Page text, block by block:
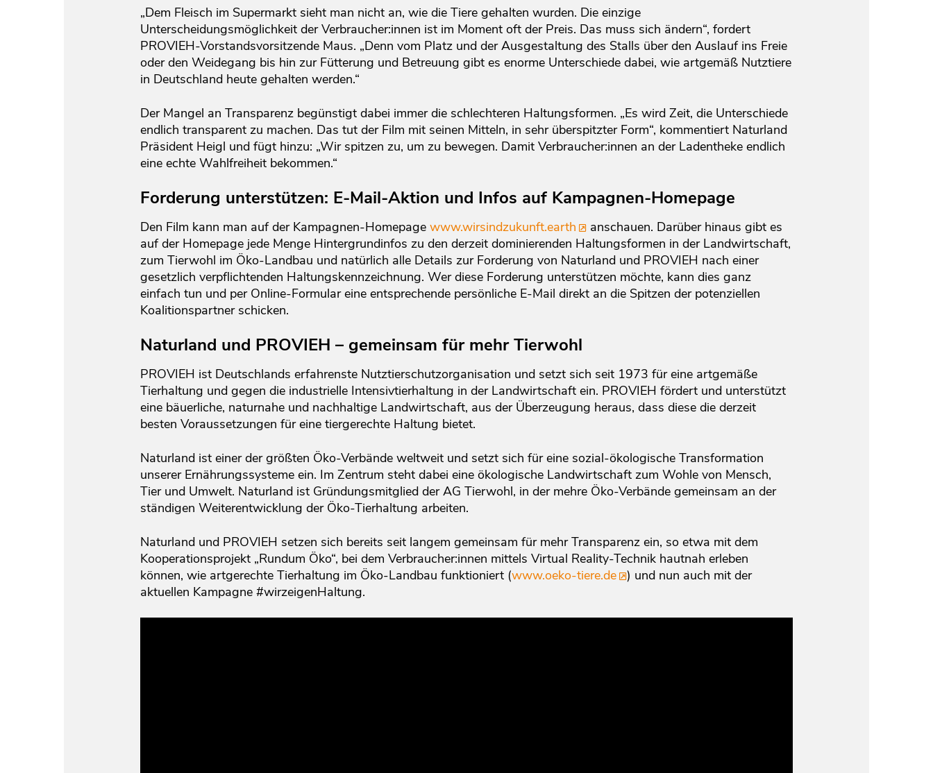
„Dem Fleisch im Supermarkt sieht man nicht an, wie die Tiere gehalten wurden. Die einzige
Unterscheidungsmöglichkeit der Verbraucher:innen ist im Moment oft der Preis. Das muss sich ändern“, fordert
PROVIEH-Vorstandsvorsitzende Maus. „Denn vom Platz und der Ausgestaltung des Stalls über den Auslauf ins Freie
oder den Weidegang bis hin zur Fütterung und Betreuung gibt es enorme Unterschiede dabei, wie artgemäß Nutztiere
in Deutschland heute gehalten werden.“
Der Mangel an Transparenz begünstigt dabei immer die schlechteren Haltungsformen. „Es wird Zeit, die Unterschiede
endlich transparent zu machen. Das tut der Film mit seinen Mitteln, in sehr überspitzter Form“, kommentiert Naturland
Präsident Heigl und fügt hinzu: „Wir spitzen zu, um zu bewegen. Damit Verbraucher:innen an der Ladentheke endlich
eine echte Wahlfreiheit bekommen.“
Forderung unterstützen: E-Mail-Aktion und Infos auf Kampagnen-Homepage
Den Film kann man auf der Kampagnen-Homepage www.wirsindzukunft.earth
anschauen. Darüber hinaus gibt es
auf der Homepage jede Menge Hintergrundinfos zu den derzeit dominierenden Haltungsformen in der Landwirtschaft,
zum Tierwohl im Öko-Landbau und natürlich alle Details zur Forderung von Naturland und PROVIEH nach einer
gesetzlich verpflichtenden Haltungskennzeichnung. Wer diese Forderung unterstützen möchte, kann dies ganz
einfach tun und per Online-Formular eine entsprechende persönliche E-Mail direkt an die Spitzen der potenziellen
Koalitionspartner schicken.
Naturland und PROVIEH – gemeinsam für mehr Tierwohl
PROVIEH ist Deutschlands erfahrenste Nutztierschutzorganisation und setzt sich seit 1973 für eine artgemäße
Tierhaltung und gegen die industrielle Intensivtierhaltung in der Landwirtschaft ein. PROVIEH fördert und unterstützt
eine bäuerliche, naturnahe und nachhaltige Landwirtschaft, aus der Überzeugung heraus, dass diese die derzeit
besten Voraussetzungen für eine tiergerechte Haltung bietet.
Naturland ist einer der größten Öko-Verbände weltweit und setzt sich für eine sozial-ökologische Transformation
unserer Ernährungssysteme ein. Im Zentrum steht dabei eine ökologische Landwirtschaft zum Wohle von Mensch,
Tier und Umwelt. Naturland ist Gründungsmitglied der AG Tierwohl, in der mehre Öko-Verbände gemeinsam an der
ständigen Weiterentwicklung der Öko-Tierhaltung arbeiten.
Naturland und PROVIEH setzen sich bereits seit langem gemeinsam für mehr Transparenz ein, so etwa mit dem
Kooperationsprojekt „Rundum Öko“, bei dem Verbraucher:innen mittels Virtual Reality-Technik hautnah erleben
können, wie artgerechte Tierhaltung im Öko-Landbau funktioniert (www.oeko-tiere.de
) und nun auch mit der
aktuellen Kampagne #wirzeigenHaltung.